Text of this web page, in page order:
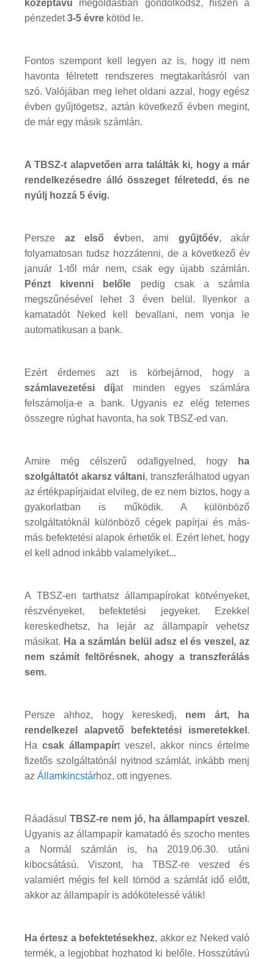
középtávú megoldásban gondolkodsz, hiszen a
pénzedet3-5 évre kötöd le.
Fontos szempont kell legyen az is, hogy itt nem
havonta félretett rendszeres megtakarításról van
szó. Valójában meg lehet oldani azzal, hogy egész
évben gyűjtögetsz, aztán következő évben megint,
de már egy másik számlán.
A TBSZ-t alapvetően arra találták ki, hogy a már
rendelkezésedre álló összeget félretedd, és ne
nyúlj hozzá 5 évig.
Persze az első évben, ami gyűjtőév, akár
folyamatosan tudsz hozzátenni, de a következő év
január 1-től már nem, csak egy újabb számlán.
Pénzt kivenni belőle pedig csak a számla
megszűnésével lehet 3 éven belül. Ilyenkor a
kamatadót Neked kell bevallani, nem vonja le
automatikusan a bank.
Ezért érdemes azt is körbejárnod, hogy a
számlavezetési díjat minden egyes számlára
felszámolja-e a bank. Ugyanis ez elég tetemes
összegre rúghat havonta, ha sok TBSZ-ed van.
Amire még célszerű odafigyelned, hogy
ha
szolgáltatót akarsz váltani, transzferálhatod ugyan
az értékpapírjaidat elvileg, de ez nem biztos, hogy a
gyakorlatban is működik. A különböző
szolgáltatóknál különböző cégek papírjai és más-
más befektetési alapok érhetők el. Ezért lehet, hogy
el kell adnod inkább valamelyiket...
A TBSZ-en tarthatsz állampapírokat kötvényeket,
részvényeket, befektetési jegyeket. Ezekkel
kereskedhetsz, ha lejár az állampapír vehetsz
másikat. Ha a számlán belül adsz el és veszel, az
nem számít feltörésnek, ahogy a transzferálás
sem.
Persze ahhoz, hogy kereskedj, nem árt, ha
rendelkezel alapvető befektetési ismeretekkel .
Ha csak állampapírt veszel, akkor nincs értelme
fizetős szolgáltatónál nyitnod számlát, inkább menj
az Államkincstárhoz, ott ingyenes.
Ráadásul TBSZ-re nem jó, ha állampapírt veszel .
Ugyanis az állampapír kamatadó és szocho mentes
a Normál számlán is, ha 2019.06.30. utáni
kibocsátású. Viszont, ha TBSZ-re veszed és
valamiért mégis fel kell törnöd a számlát idő előtt,
akkor az állampapír is adókötelessé válik!
Ha értesz a befektetésekhez, akkor ez Neked való
termék, a legjobbat hozhatod ki belőle. Hosszútávú